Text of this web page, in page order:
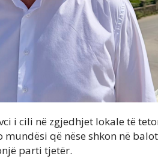
i cili në zgjedhjet lokale të
që nëse shkon në
parti tjetër.